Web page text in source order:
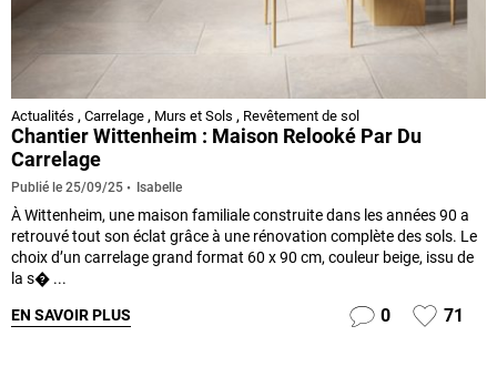
Actualités , Carrelage , Murs et Sols , Revêtement de sol
Chantier Wittenheim : Maison Relooké Par Du
Carrelage
Publié le 25/09/25 Isabelle
À Wittenheim, une maison familiale construite dans les années 90 a
retrouvé tout son éclat grâce à une rénovation complète des sols. Le
choix d’un carrelage grand format 60 x 90 cm, couleur beige, issu de
la s� ...
EN SAVOIR PLUS 0 71